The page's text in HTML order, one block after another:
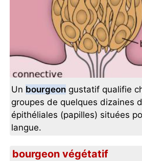
Un bourgeon gustatif qualifie
groupes de quelques dizaines
épithéliales (papilles) situées
langue.
bourgeon végétatif